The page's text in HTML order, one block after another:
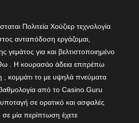
Πολιτεία Χούζιερ τεχνολογία
ανταπόδοση εργάζομαι,
γεμάτος για και βελτιστοποιημένο
. Η κουρασάο άδεια επιτρέπω
, κομμάτι το με υψηλά πνεύματα
από το Casino.Guru
σε ορατικό και ασφαλές
σε μία περίπτωση έχετε